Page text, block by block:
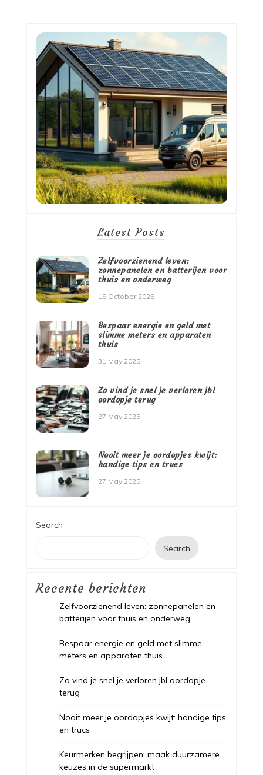
Latest Posts
Zelfvoorzienend leven:
zonnepanelen en batterijen voor
thuis en onderweg
18 October 2025
Bespaar energie en geld met
slimme meters en apparaten
thuis
31 May 2025
Zo vind je snel je verloren jbl
oordopje terug
27 May 2025
Nooit meer je oordopjes kwijt:
handige tips en trucs
27 May 2025
Search
Search
Recente berichten
Zelfvoorzienend leven: zonnepanelen en
batterijen voor thuis en onderweg
Bespaar energie en geld met slimme
meters en apparaten thuis
Zo vind je snel je verloren jbl oordopje
terug
Nooit meer je oordopjes kwijt: handige tips
en trucs
Keurmerken begrijpen: maak duurzamere
keuzes in de supermarkt